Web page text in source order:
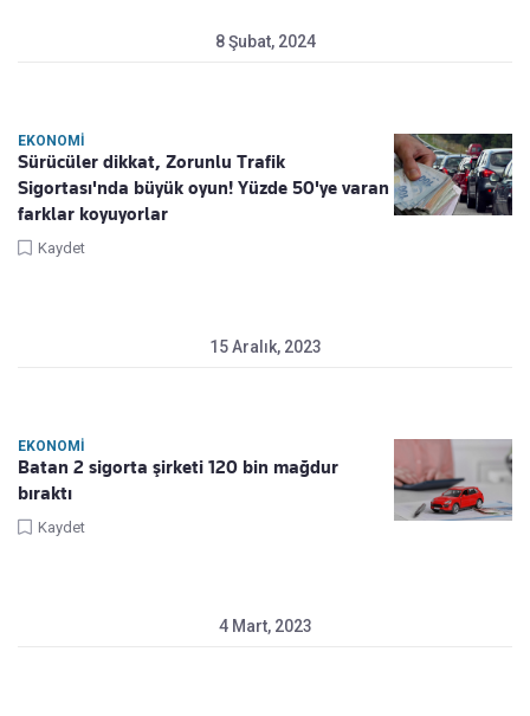
8 Şubat, 2024
EKONOMI
Sürücüler dikkat, Zorunlu Trafik
Sigortası'nda büyük oyun! Yüzde 50'ye varan
farklar koyuyorlar
Kaydet
15 Aralık, 2023
EKONOMI
Batan 2 sigorta şirketi 120 bin mağdur
bıraktı
Kaydet
4 Mart, 2023